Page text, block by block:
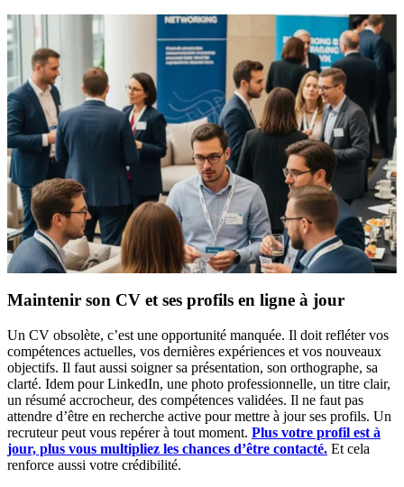
Maintenir son CV et ses profils en ligne à jour
Un CV obsolète, c’est une opportunité manquée. Il doit refléter vos
compétences actuelles, vos dernières expériences et vos nouveaux
objectifs. Il faut aussi soigner sa présentation, son orthographe, sa
clarté. Idem pour LinkedIn, une photo professionnelle, un titre clair,
un résumé accrocheur, des compétences validées. Il ne faut pas
attendre d’être en recherche active pour mettre à jour ses profils. Un
recruteur peut vous repérer à tout moment. Plus votre profil est à
jour, plus vous multipliez les chances d’être contacté. Et cela
renforce aussi votre crédibilité.